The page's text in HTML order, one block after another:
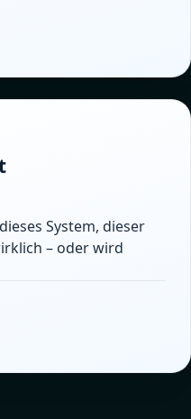
System, dieser
– oder wird